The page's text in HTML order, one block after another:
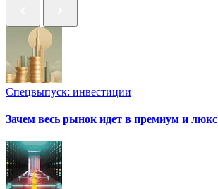
Спецвыпуск: инвестиции
Зачем весь рынок идет в премиум и люкс